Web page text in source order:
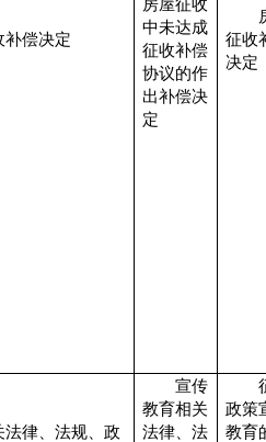
补偿决定
房屋征收
中未达成
征收补偿
协议的作
出补偿决
定
征收
决定
法律、法规、政
宣传
教育相关
法律、法
政策
教育